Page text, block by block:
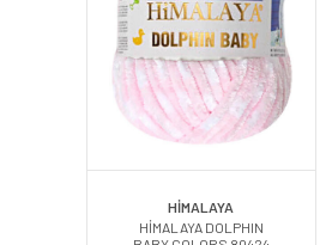
HİMALAYA
HİMALAYA DOLPHIN